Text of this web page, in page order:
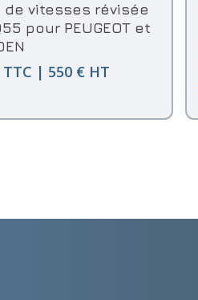
de vitesses révisée
pour PEUGEOT et
TTC | 550 € HT